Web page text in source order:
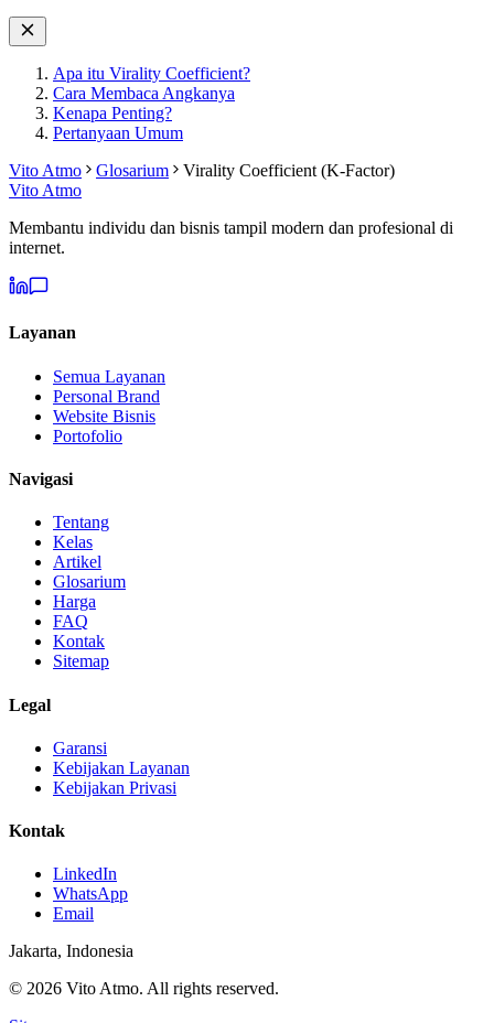
Apa itu Virality Coefficient?
Cara Membaca Angkanya
Kenapa Penting?
Pertanyaan Umum
Vito Atmo
Glosarium
Virality Coefficient (K-Factor)
Vito Atmo
Membantu individu dan bisnis tampil modern dan profesional di
internet.
Layanan
Semua Layanan
Personal Brand
Website Bisnis
Portofolio
Navigasi
Tentang
Kelas
Artikel
Glosarium
Harga
FAQ
Kontak
Sitemap
Legal
Garansi
Kebijakan Layanan
Kebijakan Privasi
Kontak
LinkedIn
WhatsApp
Email
Jakarta, Indonesia
© 2026 Vito Atmo. All rights reserved.